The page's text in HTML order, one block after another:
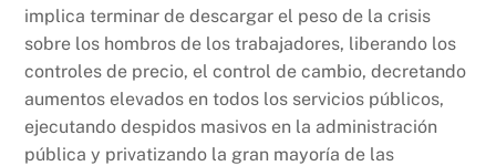
implica terminar de descargar el peso de la crisis
sobre los hombros de los trabajadores, liberando los
controles de precio, el control de cambio, decretando
aumentos elevados en todos los servicios públicos,
ejecutando despidos masivos en la administración
pública y privatizando la gran mayoría de las